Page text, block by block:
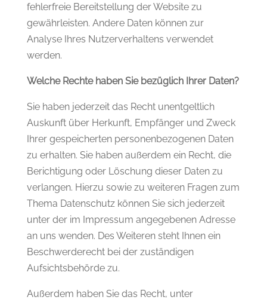
fehlerfreie Bereitstellung der Website zu
gewährleisten. Andere Daten können zur
Analyse Ihres Nutzerverhaltens verwendet
werden.
Welche Rechte haben Sie bezüglich Ihrer Daten?
Sie haben jederzeit das Recht unentgeltlich
Auskunft über Herkunft, Empfänger und Zweck
Ihrer gespeicherten personenbezogenen Daten
zu erhalten. Sie haben außerdem ein Recht, die
Berichtigung oder Löschung dieser Daten zu
verlangen. Hierzu sowie zu weiteren Fragen zum
Thema Datenschutz können Sie sich jederzeit
unter der im Impressum angegebenen Adresse
an uns wenden. Des Weiteren steht Ihnen ein
Beschwerderecht bei der zuständigen
Aufsichtsbehörde zu.
Außerdem haben Sie das Recht, unter